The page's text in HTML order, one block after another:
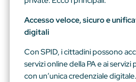
Accesso veloce, sicuro e
digitali
Con SPID, i cittadini possono
servizi online della PA e ai
con un’unica credenziale